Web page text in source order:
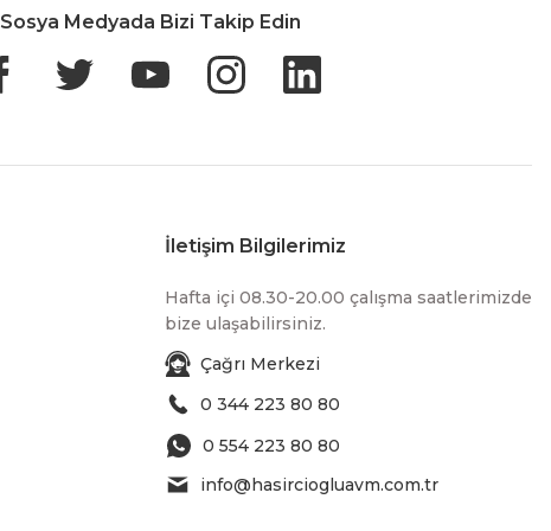
Sosya Medyada Bizi Takip Edin
İletişim Bilgilerimiz
Hafta içi 08.30-20.00 çalışma saatlerimizde
bize ulaşabilirsiniz.
Çağrı Merkezi
0 344 223 80 80
0 554 223 80 80
info@hasirciogluavm.com.tr